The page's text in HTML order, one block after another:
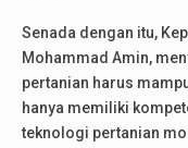
Senada dengan itu,
Mohammad Amin,
pertanian harus
hanya memiliki
teknologi pertanian